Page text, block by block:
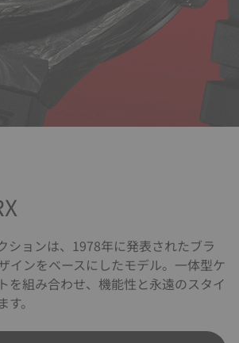
ションは、1978年に発表されたブラ
インをベースにしたモデル。一体型ケ
を組み合わせ、機能性と永遠のスタイ
。